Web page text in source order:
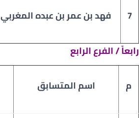
7 فهد بن عمر بن عبده المغربي
رابعاً / الفرع الرابع
م اسم المتسابق